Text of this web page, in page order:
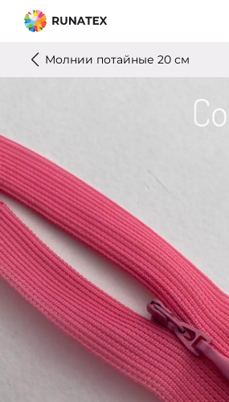
Молнии потайные 20 см